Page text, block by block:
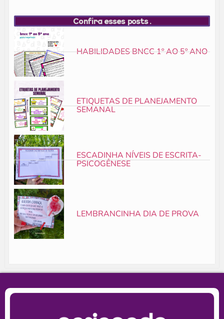
Confira esses posts.
HABILIDADES BNCC 1º AO 5º ANO
ETIQUETAS DE PLANEJAMENTO
SEMANAL
ESCADINHA NÍVEIS DE ESCRITA-
PSICOGÊNESE
LEMBRANCINHA DIA DE PROVA